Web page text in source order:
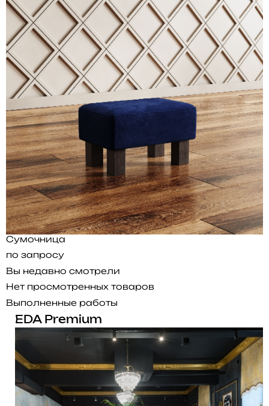
Сумочница
по запросу
Вы недавно смотрели
Нет просмотренных товаров
Выполненные работы
EDA Premium